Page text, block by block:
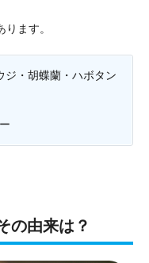
ます。
ジ・胡蝶蘭・ハボタン
の由来は？